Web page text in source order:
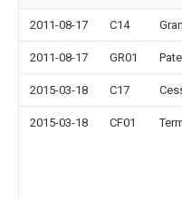
2011-08-17 C14
2011-08-17 GR01
2015-03-18 C17
2015-03-18 CF01